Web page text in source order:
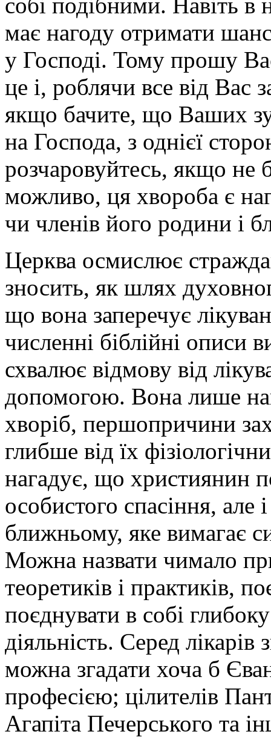
має нагоду отримати
у Господі. Тому прошу
це і, роблячи все від Вас
якщо бачите, що Ваших
на Господа, з однієї
розчаровуйтесь, якщо не
можливо, ця хвороба є
чи членів його родини і
Церква осмислює
зносить, як шлях
що вона заперечує
численні біблійні описи
схвалює відмову від
допомогою. Вона лише
хворіб, першопричини
глибше від їх
нагадує, що християнин
особистого спасіння, але
ближньому, яке вимагає
Можна назвати чимало
теоретиків і практиків,
поєднувати в собі
діяльність. Серед
можна згадати хоча б
професією; цілителів
Агапіта Печерського та